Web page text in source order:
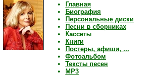
Главная
Биография
Персональные диски
Песни в сборниках
Кассеты
Книги
Постеры, афиши, ...
Фотоальбом
Тексты песен
MP3